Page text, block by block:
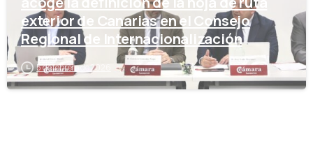
exterior de Canarias en el Consejo
Regional de Internacionalización
5 de febrero de 2026